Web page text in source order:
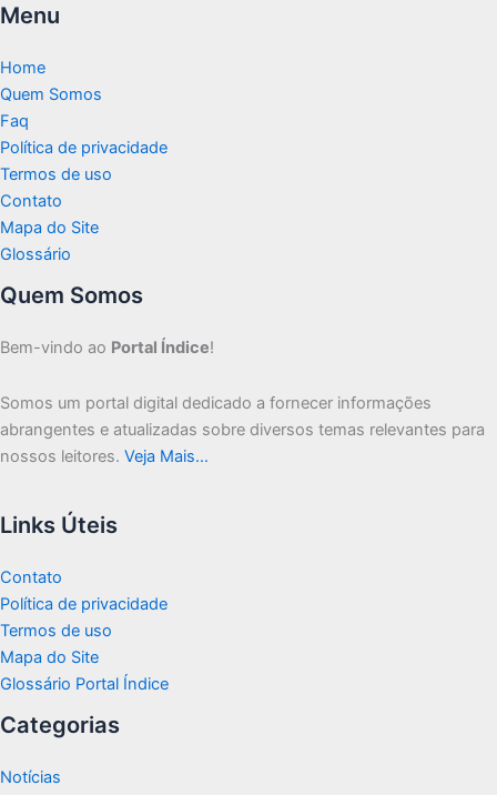
Menu
Home
Quem Somos
Faq
Política de privacidade
Termos de uso
Contato
Mapa do Site
Glossário
Quem Somos
Bem-vindo ao Portal Índice!
Somos um portal digital dedicado a fornecer informações
abrangentes e atualizadas sobre diversos temas relevantes para
nossos leitores. Veja Mais…
Links Úteis
Contato
Política de privacidade
Termos de uso
Mapa do Site
Glossário Portal Índice
Categorias
Notícias